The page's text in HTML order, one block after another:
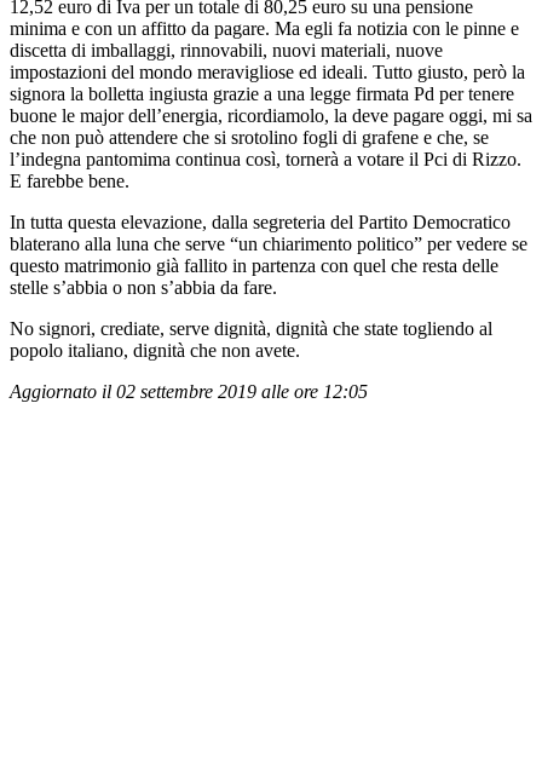
12,52 euro di Iva per un totale di 80,25 euro su una pensione
minima e con un affitto da pagare. Ma egli fa notizia con le pinne e
discetta di imballaggi, rinnovabili, nuovi materiali, nuove
impostazioni del mondo meravigliose ed ideali. Tutto giusto, però la
signora la bolletta ingiusta grazie a una legge firmata Pd per tenere
buone le major dell’energia, ricordiamolo, la deve pagare oggi, mi sa
che non può attendere che si srotolino fogli di grafene e che, se
l’indegna pantomima continua così, tornerà a votare il Pci di Rizzo.
E farebbe bene.
In tutta questa elevazione, dalla segreteria del Partito Democratico
blaterano alla luna che serve “un chiarimento politico” per vedere se
questo matrimonio già fallito in partenza con quel che resta delle
stelle s’abbia o non s’abbia da fare.
No signori, crediate, serve dignità, dignità che state togliendo al
popolo italiano, dignità che non avete.
Aggiornato il 02 settembre 2019 alle ore 12:05